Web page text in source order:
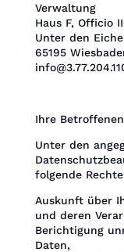
Verwaltung
Haus F, Officio
Unter den
65195
Ihre
Unter den
folgende
Auskunft über
und deren
Berichtigung
Daten,